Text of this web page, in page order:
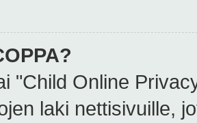
"Child Online
laki nettisivuille,